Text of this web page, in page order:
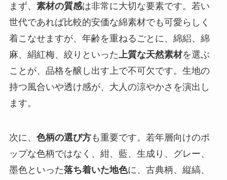
まず、 素材の質感は非常に大切な要素です。若い
世代であれば比較的安価な綿素材でも可愛らしく
着こなせますが、年齢を重ねるごとに、綿絽、綿
麻、絹紅梅、絞りといった 上質な天然素材を選ぶ
ことが、品格を醸し出す上で不可欠です。生地の
持つ風合いや透け感が、大人の涼やかさを演出し
ます。
次に、 色柄の選び方も重要です。若年層向けのポ
ップな色柄ではなく、紺、藍、生成り、グレー、
墨色といった落ち着いた地色に、古典柄、縦縞、